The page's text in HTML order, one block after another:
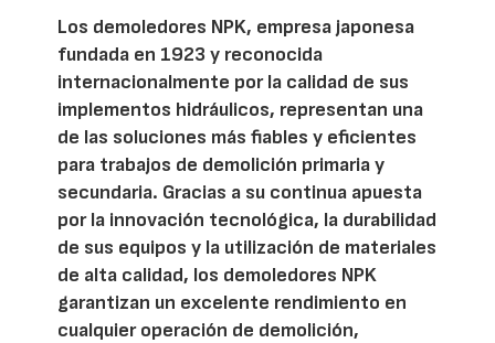
Los demoledores NPK, empresa japonesa
fundada en 1923 y reconocida
internacionalmente por la calidad de sus
implementos hidráulicos, representan una
de las soluciones más fiables y eficientes
para trabajos de demolición primaria y
secundaria. Gracias a su continua apuesta
por la innovación tecnológica, la durabilidad
de sus equipos y la utilización de materiales
de alta calidad, los demoledores NPK
garantizan un excelente rendimiento en
cualquier operación de demolición,